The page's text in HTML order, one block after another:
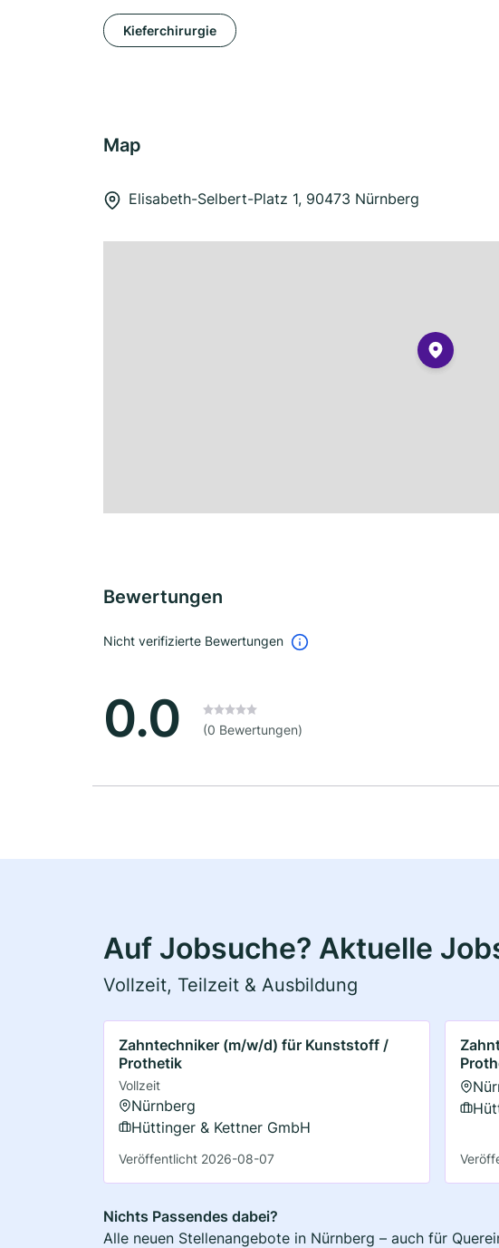
Kieferchirurgie
Map
Elisabeth-Selbert-Platz 1, 90473 Nürnberg
Bewertungen
Nicht verifizierte Bewertungen
0.0 (0 Bewertungen)
Auf Jobsuche? Aktuelle
Vollzeit, Teilzeit & Ausbildung
Zahntechniker (m/w/d) für Kunststoff /
Prothetik
Vollzeit
Nürnberg
Hüttinger & Kettner GmbH
Veröffentlicht 2026-08-07
Nichts Passendes dabei?
Alle neuen Stellenangebote in Nürnberg – auch für